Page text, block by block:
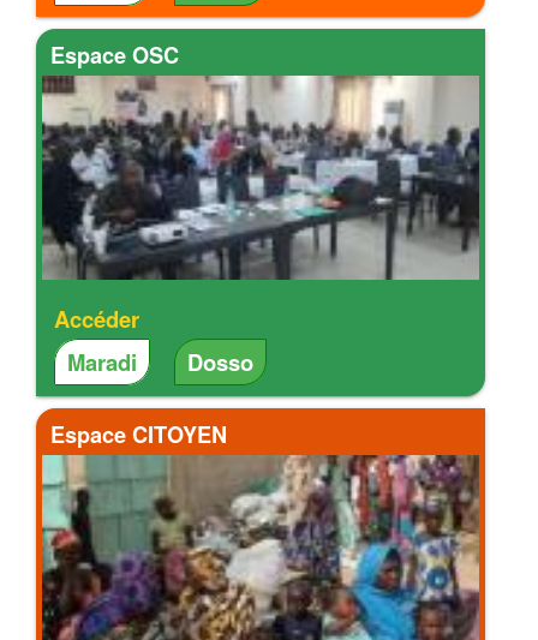
Espace OSC
Accéder
Maradi
Dosso
Espace CITOYEN